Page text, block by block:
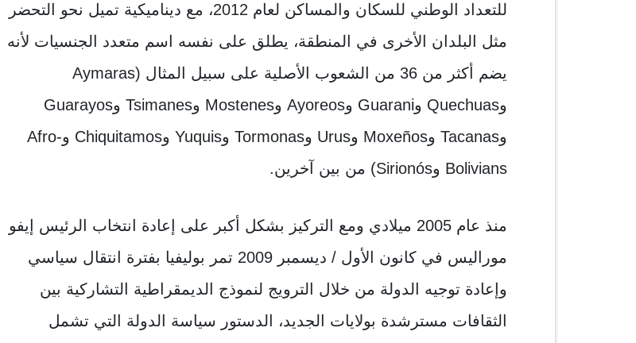
للتعداد الوطني للسكان والمساكن لعام 2012، مع ديناميكية تميل نحو التحضر
مثل البلدان الأخرى في المنطقة، يطلق على نفسه اسم متعدد الجنسيات لأنه
يضم أكثر من 36 من الشعوب الأصلية على سبيل المثال (Aymaras
وQuechuas وGuarani وAyoreos وMostenes وTsimanes وGuarayos
وTacanas وMoxeños وUrus وTormonas وYuquis وChiquitamos وAfro-
Bolivians وSirionós) من بين آخرين.
منذ عام 2005 ميلادي ومع التركيز بشكل أكبر على إعادة انتخاب الرئيس إيفو
موراليس في كانون الأول / ديسمبر 2009 تمر بوليفيا بفترة انتقال سياسي
وإعادة توجيه الدولة من خلال الترويج لنموذج الديمقراطية التشاركية بين
الثقافات مسترشدة بولايات الجديد، الدستور سياسة الدولة التي تشمل